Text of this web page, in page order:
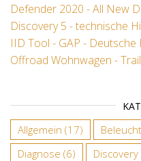
Defender 2020 - All New
Discovery 5 - technische
IID Tool - GAP - Deutsche
Offroad Wohnwagen -
Allgemein (17)
Diagnose (6)